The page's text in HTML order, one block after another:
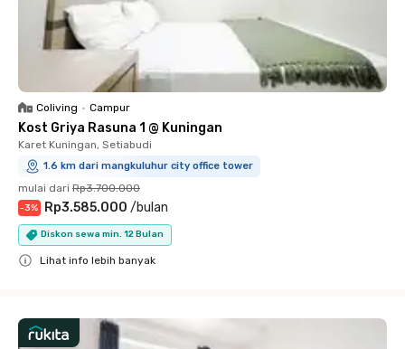
Coliving • Campur
Kost Griya Rasuna 1 @ Kuningan
Karet Kuningan, Setiabudi
1.6 km dari mangkuluhur city office tower
mulai dari Rp3.700.000
-3% Rp3.585.000 /bulan
Diskon sewa min. 12 Bulan
Lihat info lebih banyak